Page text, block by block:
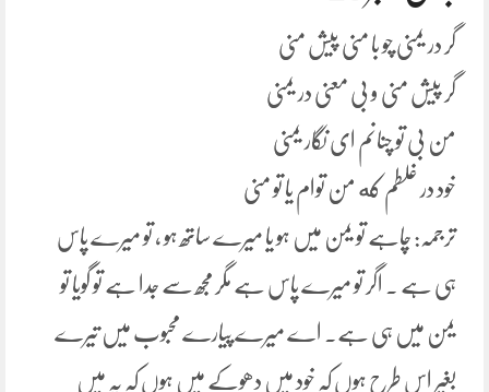
گر در یمنی چو با منی پیش منی
گر پیش منی و بی معنی در یمنی
من بی تو چنانم ای نگار یمنی
خود در غلطم که من توام یا تو منی
ترجمہ: چاہے تو یمن میں ہو یا میرے ساتھ ہو ، تو میرے پاس
ہی ہے ۔ اگر تو میرے پاس ہے مگر مجھ سے جدا ہے تو گویا تو
یمن میں ہی ہے۔ اے میرے پیارے محبوب میں تیرے
بغیر اس طرح ہوں کہ خود میں دھوکے میں ہوں کہ یہ میں